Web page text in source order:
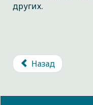
других.
Назад